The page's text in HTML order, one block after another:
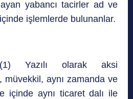
yabancı tacirler ad ve
işlemlerde bulunanlar.
Yazılı olarak aksi
müvekkil, aynı zamanda ve
içinde aynı ticaret dalı ile